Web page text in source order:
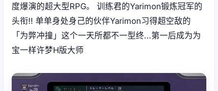
度爆演的超大型RPG。 训练君的Yarimon锻炼冠军的
头衔!! 单单身处身己的伙伴Yarimon习得超空敌的
「为弊冲撞」这个一天所都不一型终...第一后成为为
宝一样许梦H版大师